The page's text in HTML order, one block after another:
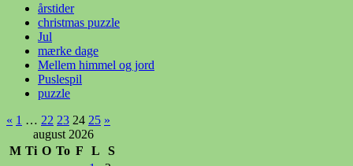
årstider
christmas puzzle
Jul
mærke dage
Mellem himmel og jord
Puslespil
puzzle
Indlægsinddeling
« Forrige
indlæg
1 … 22 23 24 25 Næste
»
august 2026
M Ti O To F L
S